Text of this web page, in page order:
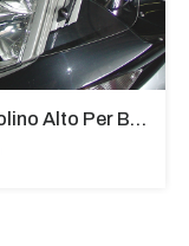
Cupolino Alto Per Bmw R 1200 St 2004 - 2007 TRASPARENTE - Sc950-T